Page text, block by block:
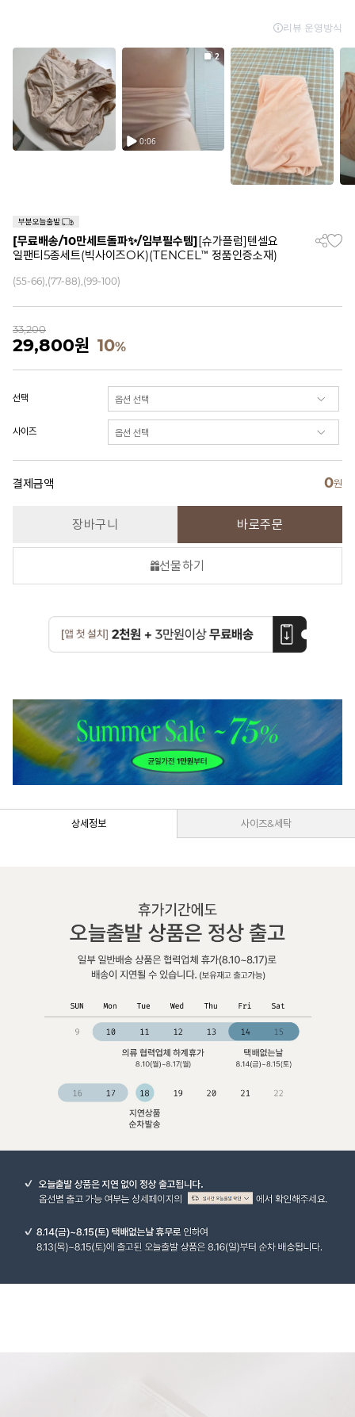
[무료배송/10만세트돌파✨/임부필수템][슈가플럼]텐셀요
일팬티5종세트(빅사이즈OK)(TENCEL™ 정품인증소재)
(55-66),(77-88),(99-100)
33,200
29,800원 10%
선택
사이즈
결제금액 0원
장바구니 바로주문
선물하기
상세정보 사이즈&세탁